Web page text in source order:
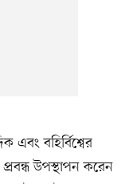
এবং বহির্বিশ্বের
প্রবন্ধ উপস্থাপন করেন